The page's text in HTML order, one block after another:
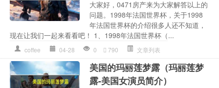
大家好，0471房产来为大家解答以上的
问题。1998年法国世界杯，关于1998
年法国世界杯的介绍很多人还不知道，
现在让我们一起来看看吧！ 1、1998年法国世界杯（...
coffee 04-28 0 790 文章列表
美国的玛丽莲梦露（玛丽莲梦
露-美国女演员简介）